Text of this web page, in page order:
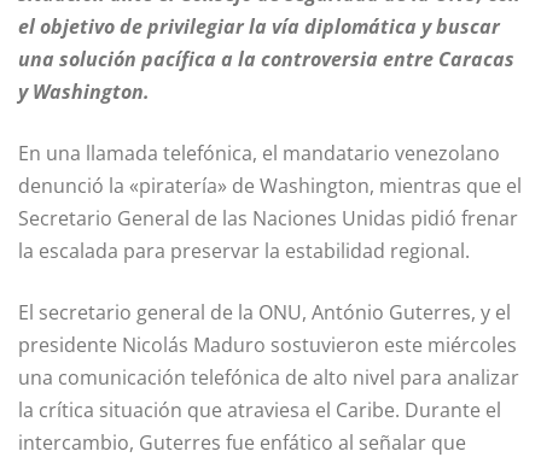
el objetivo de privilegiar la vía diplomática y buscar
una solución pacífica a la controversia entre Caracas
y Washington.
En una llamada telefónica, el mandatario venezolano
denunció la «piratería» de Washington, mientras que el
Secretario General de las Naciones Unidas pidió frenar
la escalada para preservar la estabilidad regional.
El secretario general de la ONU, António Guterres, y el
presidente Nicolás Maduro sostuvieron este miércoles
una comunicación telefónica de alto nivel para analizar
la crítica situación que atraviesa el Caribe. Durante el
intercambio, Guterres fue enfático al señalar que